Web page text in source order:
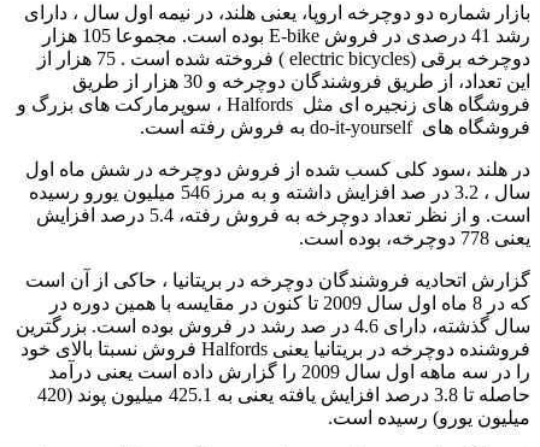
بازار شماره دو دوچرخه اروپا، یعنی هلند، در نیمه اول سال ، دارای
رشد 41 درصدی در فروش E-bike بوده است. مجموعا 105 هزار
دوچرخه برقی (electric bicycles ) فروخته شده است . 75 هزار از
این تعداد، از طریق فروشندگان دوچرخه و 30 هزار از طریق
فروشگاه های زنجیره ای مثل Halfords ، سوپرمارکت های بزرگ و
فروشگاه های do-it-yourself به فروش رفته است.
در هلند ،سود کلی کسب شده از فروش دوچرخه در شش ماه اول
سال ، 3.2 در صد افزایش داشته و به مرز 546 میلیون یورو رسیده
است. و از نظر تعداد دوچرخه به فروش رفته، 5.4 درصد افزایش
یعنی 778 دوچرخه، بوده است.
گزارش اتحادیه فروشندگان دوچرخه در بریتانیا ، حاکی از آن است
که در 8 ماه اول سال 2009 تا کنون در مقایسه با همین دوره در
سال گذشته، دارای 4.6 در صد رشد در فروش بوده است. بزرگترین
فروشنده دوچرخه در بریتانیا یعنی Halfords فروش نسبتا بالای خود
را در سه ماهه اول سال 2009 را گزارش داده است یعنی درآمد
حاصله تا 3.8 درصد افزایش یافته یعنی به 425.1 میلیون پوند (420
میلیون یورو) رسیده است.